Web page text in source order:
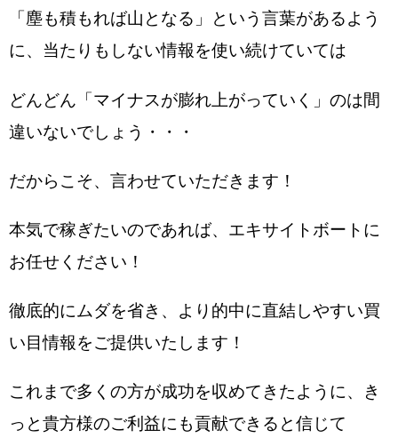
「塵も積もれば山となる」という言葉があるよう
に、当たりもしない情報を使い続けていては
どんどん「マイナスが膨れ上がっていく」のは間
違いないでしょう・・・
だからこそ、言わせていただきます！
本気で稼ぎたいのであれば、エキサイトボートに
お任せください！
徹底的にムダを省き、より的中に直結しやすい買
い目情報をご提供いたします！
これまで多くの方が成功を収めてきたように、き
っと貴方様のご利益にも貢献できると信じて